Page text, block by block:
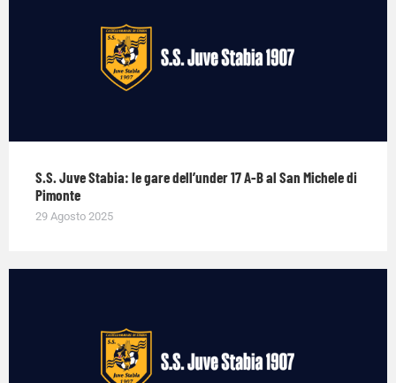
S.S. Juve Stabia: le gare dell’under 17 A-B al San Michele di
Pimonte
29 Agosto 2025